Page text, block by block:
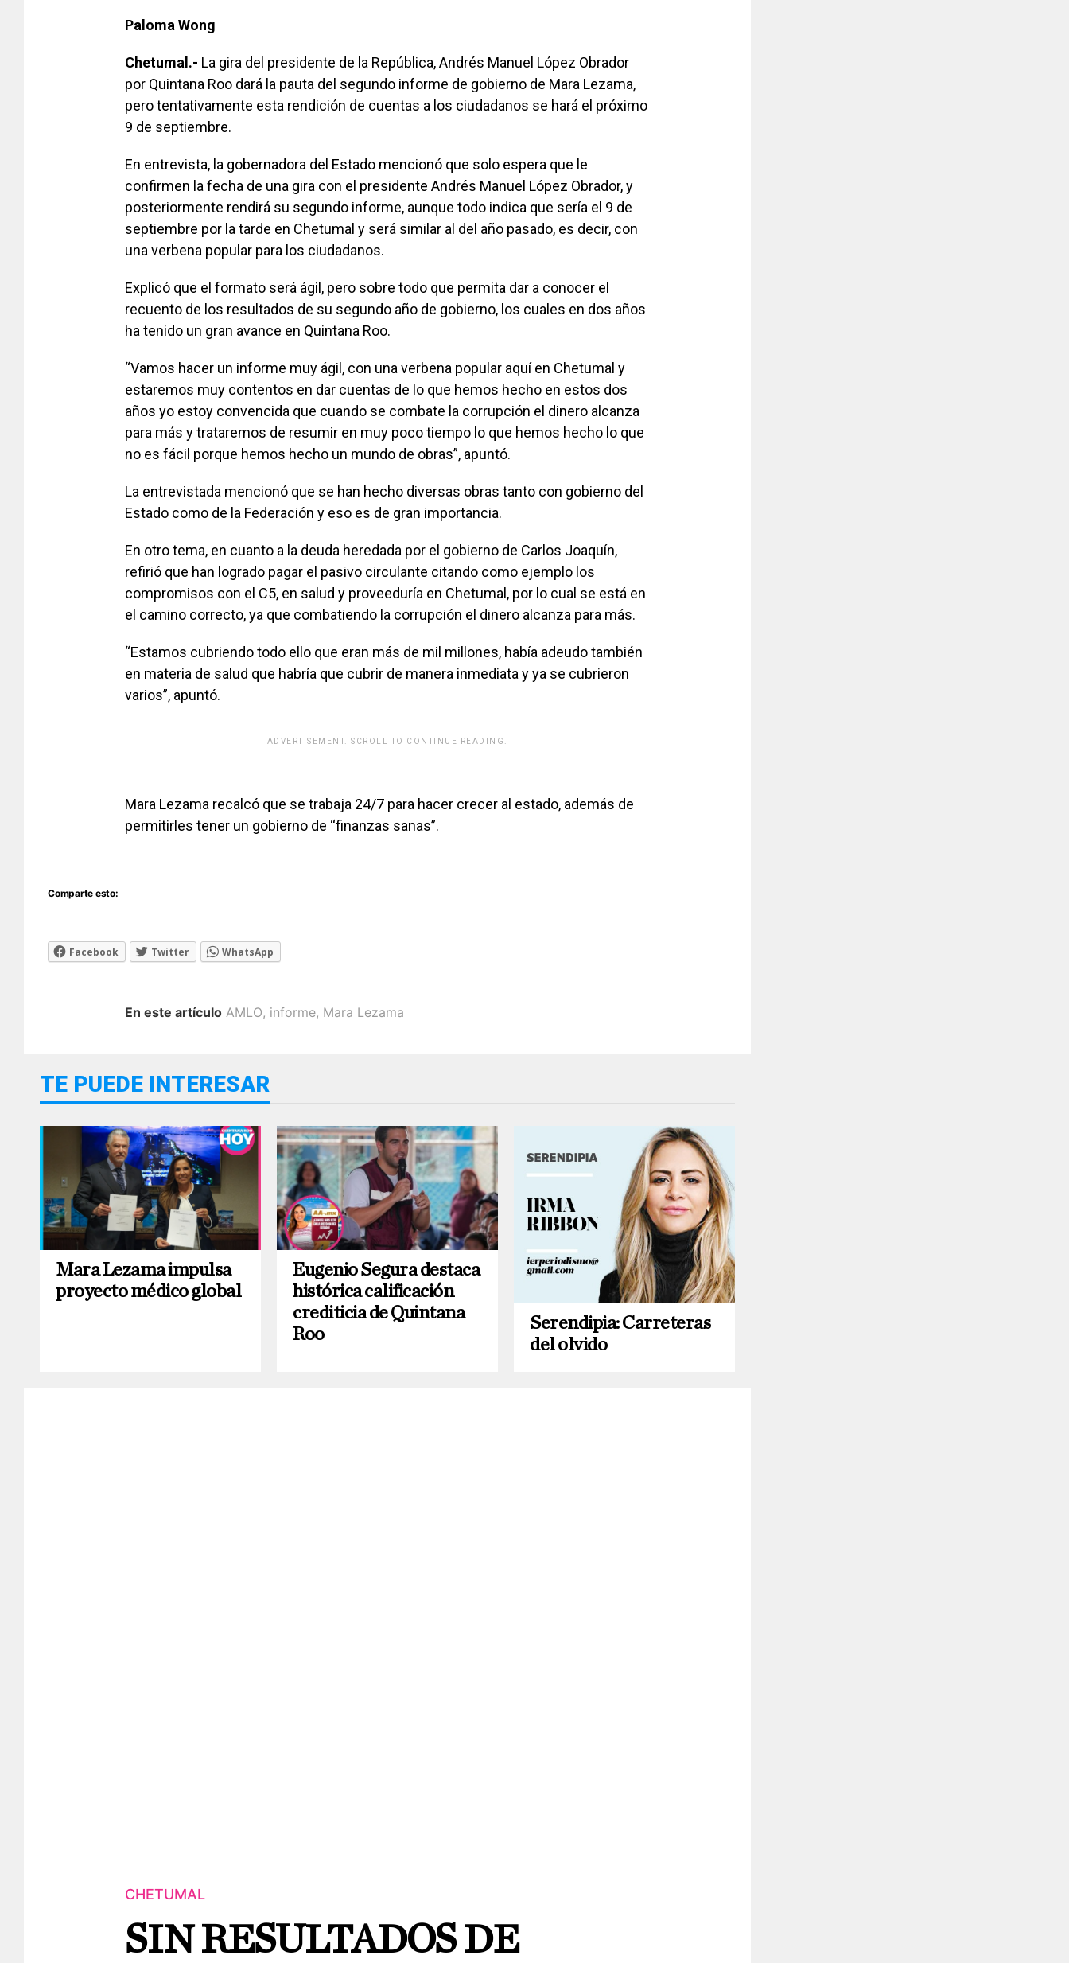
Paloma Wong
Chetumal.- La gira del presidente de la República, Andrés Manuel López Obrador
por Quintana Roo dará la pauta del segundo informe de gobierno de Mara Lezama,
pero tentativamente esta rendición de cuentas a los ciudadanos se hará el próximo
9 de septiembre.
En entrevista, la gobernadora del Estado mencionó que solo espera que le
confirmen la fecha de una gira con el presidente Andrés Manuel López Obrador, y
posteriormente rendirá su segundo informe, aunque todo indica que sería el 9 de
septiembre por la tarde en Chetumal y será similar al del año pasado, es decir, con
una verbena popular para los ciudadanos.
Explicó que el formato será ágil, pero sobre todo que permita dar a conocer el
recuento de los resultados de su segundo año de gobierno, los cuales en dos años
ha tenido un gran avance en Quintana Roo.
“Vamos hacer un informe muy ágil, con una verbena popular aquí en Chetumal y
estaremos muy contentos en dar cuentas de lo que hemos hecho en estos dos
años yo estoy convencida que cuando se combate la corrupción el dinero alcanza
para más y trataremos de resumir en muy poco tiempo lo que hemos hecho lo que
no es fácil porque hemos hecho un mundo de obras”, apuntó.
La entrevistada mencionó que se han hecho diversas obras tanto con gobierno del
Estado como de la Federación y eso es de gran importancia.
En otro tema, en cuanto a la deuda heredada por el gobierno de Carlos Joaquín,
refirió que han logrado pagar el pasivo circulante citando como ejemplo los
compromisos con el C5, en salud y proveeduría en Chetumal, por lo cual se está en
el camino correcto, ya que combatiendo la corrupción el dinero alcanza para más.
“Estamos cubriendo todo ello que eran más de mil millones, había adeudo también
en materia de salud que habría que cubrir de manera inmediata y ya se cubrieron
varios”, apuntó.
ADVERTISEMENT. SCROLL TO CONTINUE READING.
Mara Lezama recalcó que se trabaja 24/7 para hacer crecer al estado, además de
permitirles tener un gobierno de “finanzas sanas”.
Comparte esto:
Facebook Twitter WhatsApp
En este artículo AMLO, informe, Mara Lezama
TE PUEDE INTERESAR
Mara Lezama impulsa
proyecto médico global
Eugenio Segura destaca
histórica calificación
crediticia de Quintana
Roo
Serendipia: Carreteras
del olvido
CHETUMAL
SIN RESULTADOS DE